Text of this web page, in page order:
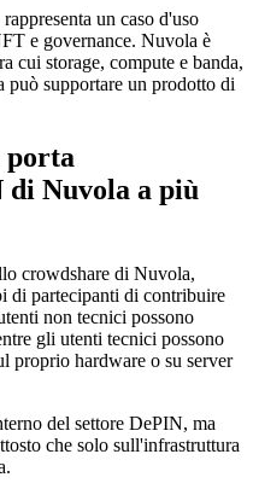
un caso d'uso
e governance. Nuvola è
cui storage, compute e banda,
può supportare un prodotto di
porta
Nuvola a più
crowdshare di Nuvola,
di partecipanti di contribuire
non tecnici possono
gli utenti tecnici possono
proprio hardware o su server
del settore DePIN, ma
che solo sull'infrastruttura